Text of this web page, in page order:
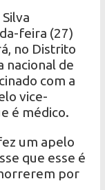
feira (27)
no Distrito
nacional de
com a
vice-
é médico.
um apelo
que esse é
por